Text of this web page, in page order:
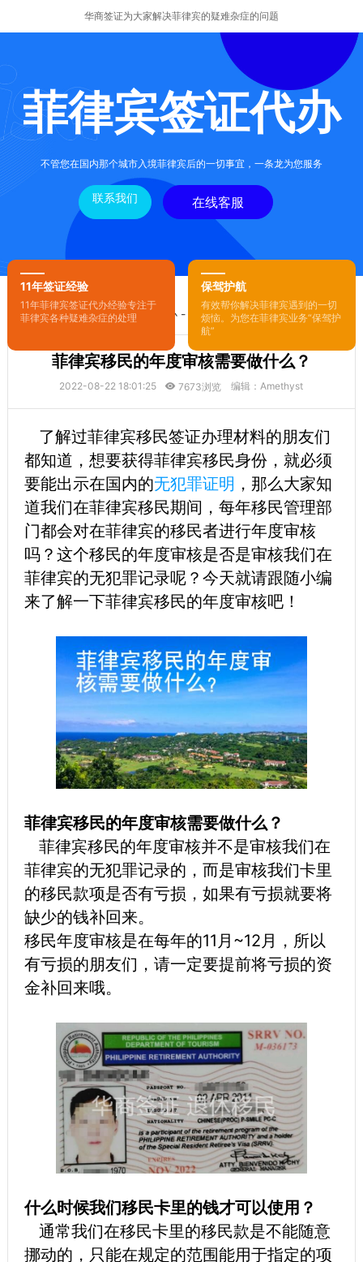
华商签证为大家解决菲律宾的疑难杂症的问题
菲律宾签证代办
不管您在国内那个城市入境菲律宾后的一切事宜，一条龙为您服务
联系我们 在线客服
11年签证经验
11年菲律宾签证代办经验专注于
菲律宾各种疑难杂症的处理
保驾护航
有效帮你解决菲律宾遇到的一切
烦恼。为您在菲律宾业务“保驾护
航”
您的位置：首页-菲律宾签证代办- 正文
菲律宾移民的年度审核需要做什么？
2022-08-22 18:01:25 7673浏览 编辑：Amethyst
了解过菲律宾移民签证办理材料的朋友们
都知道，想要获得菲律宾移民身份，就必须
要能出示在国内的无犯罪证明 ，那么大家知
道我们在菲律宾移民期间，每年移民管理部
门都会对在菲律宾的移民者进行年度审核
吗？这个移民的年度审核是否是审核我们在
菲律宾的无犯罪记录呢？今天就请跟随小编
来了解一下菲律宾移民的年度审核吧！
菲律宾移民的年度审核需要做什么？
菲律宾移民的年度审核并不是审核我们在
菲律宾的无犯罪记录的，而是审核我们卡里
的移民款项是否有亏损，如果有亏损就要将
缺少的钱补回来。
移民年度审核是在每年的11月~12月，所以
有亏损的朋友们，请一定要提前将亏损的资
金补回来哦。
什么时候我们移民卡里的钱才可以使用？
通常我们在移民卡里的移民款是不能随意
挪动的，只能在规定的范围能用于指定的项